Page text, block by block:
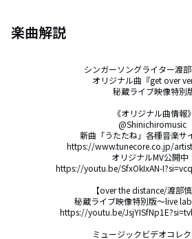
楽曲解説
シンガーソングライター渡
オリジナル曲『get over
秘蔵ライブ映像特別
《オリジナル曲情報》
@Shinichiromusic
新曲「うたたね」各種音楽サ
https://www.tunecore.co.jp/
オリジナルMV公開中
https://youtu.be/SfxOkIxAN-
【over the distance/渡部慎
秘蔵ライブ映像特別版～live
https://youtu.be/
ミュージックビデオコレ